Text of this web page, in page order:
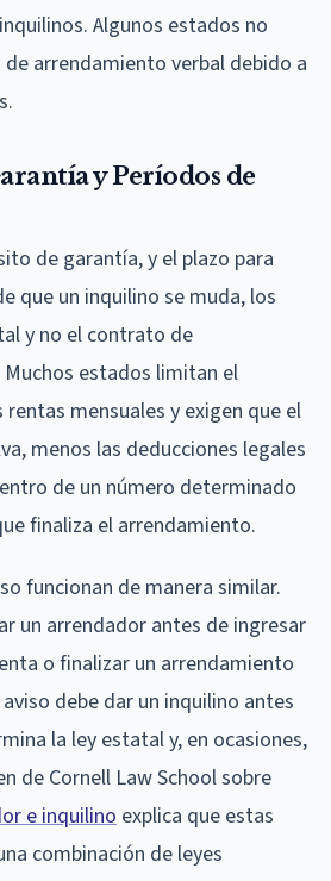
Algunos estados no
arrendamiento verbal debido a
y Períodos de
de garantía, y el plazo para
que un inquilino se muda, los
y no el contrato de
estados limitan el
mensuales y exigen que el
menos las deducciones legales
de un número determinado
finaliza el arrendamiento.
funcionan de manera similar.
un arrendador antes de ingresar
o finalizar un arrendamiento
debe dar un inquilino antes
la ley estatal y, en ocasiones,
de Cornell Law School sobre
e inquilino explica que estas
combinación de leyes